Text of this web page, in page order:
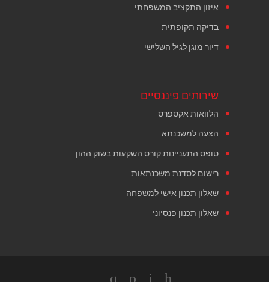
איזון התקציב המשפחתי
בדיקה תקופתית
דיור מוגן לגיל השלישי
שירותים פיננסיים
הלוואות אקספרס
הצעה למשכנתא
טופס התעניינות קורס השקעות בשוק ההון
רישום לסדנת משכנתאות
שאלון תכנון אישי למשפחה
שאלון תכנון פנסיוני